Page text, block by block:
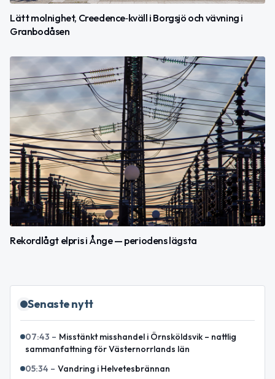
Lätt molnighet, Creedence‑kväll i Borgsjö och vävning i
Granbodåsen
Rekordlågt elpris i Ånge — periodens lägsta
Senaste nytt
07:43 – Misstänkt misshandel i Örnsköldsvik – nattlig
sammanfattning för Västernorrlands län
05:34 – Vandring i Helvetesbrännan